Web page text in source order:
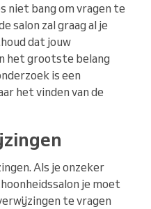
niet bang om vragen te
salon zal graag al je
dat jouw
het grootste belang
is een
het vinden van de
Als je onzeker
je moet
te vragen